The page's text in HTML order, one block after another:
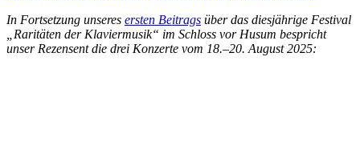
In Fortsetzung unseres ersten Beitrags über das diesjährige Festival
„Raritäten der Klaviermusik“ im Schloss vor Husum bespricht
unser Rezensent die drei Konzerte vom 18.–20. August 2025: